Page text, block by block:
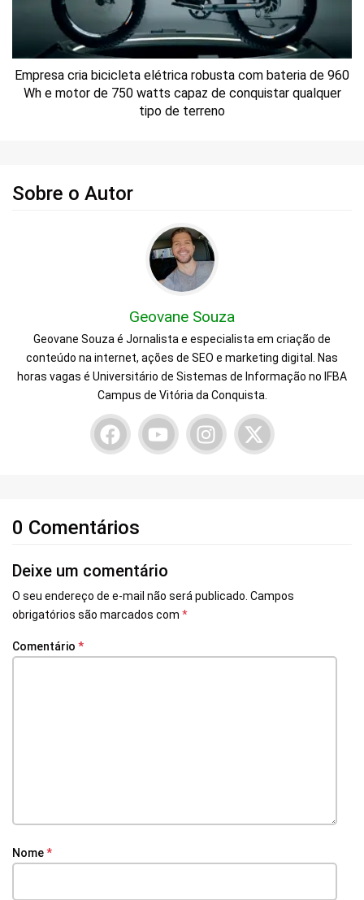
Empresa cria bicicleta elétrica robusta com bateria de 960
Wh e motor de 750 watts capaz de conquistar qualquer
tipo de terreno
Sobre o Autor
Geovane Souza
Geovane Souza é Jornalista e especialista em criação de
conteúdo na internet, ações de SEO e marketing digital. Nas
horas vagas é Universitário de Sistemas de Informação no IFBA
Campus de Vitória da Conquista.
0 Comentários
Deixe um comentário
O seu endereço de e-mail não será publicado. Campos
obrigatórios são marcados com *
Comentário *
Nome*